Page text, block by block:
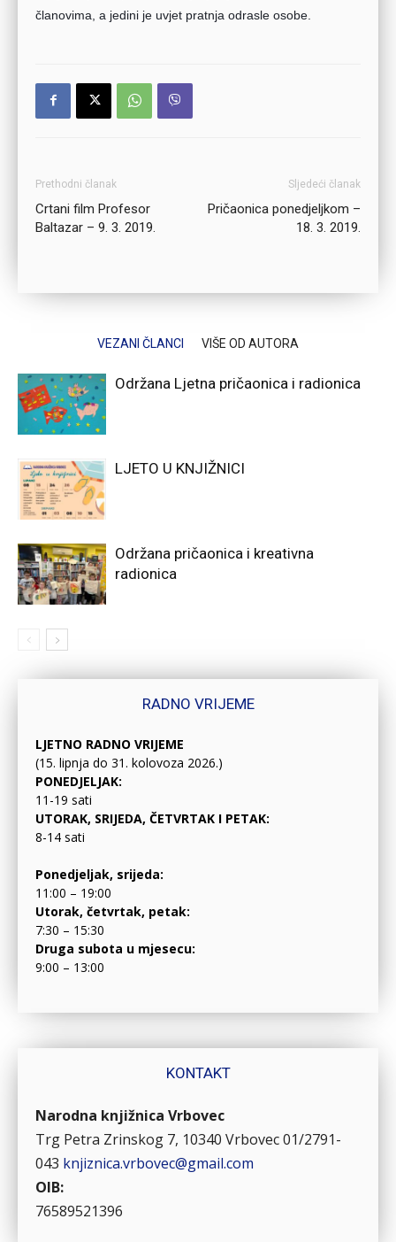
članovima, a jedini je uvjet pratnja odrasle osobe.
Prethodni članak
Crtani film Profesor
Baltazar – 9. 3. 2019.
Sljedeći članak
Pričaonica ponedjeljkom –
18. 3. 2019.
VEZANI ČLANCI VIŠE OD AUTORA
Održana Ljetna pričaonica i radionica
LJETO U KNJIŽNICI
Održana pričaonica i kreativna
radionica
RADNO VRIJEME
LJETNO RADNO VRIJEME
(15. lipnja do 31. kolovoza 2026.)
PONEDJELJAK:
11-19 sati
UTORAK, SRIJEDA, ČETVRTAK I PETAK:
8-14 sati
Ponedjeljak, srijeda:
11:00 – 19:00
Utorak, četvrtak, petak:
7:30 – 15:30
Druga subota u mjesecu:
9:00 – 13:00
KONTAKT
Narodna knjižnica Vrbovec
Trg Petra Zrinskog 7, 10340 Vrbovec01/2791-
043 knjiznica.vrbovec@gmail.com
OIB:
76589521396